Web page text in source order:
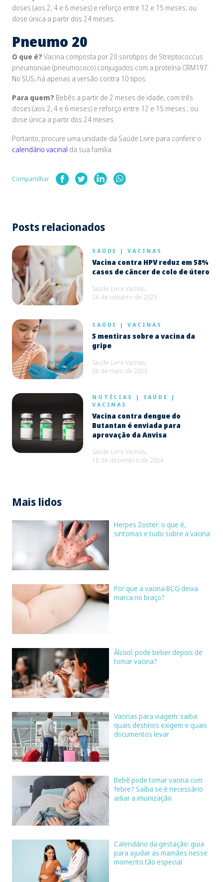
doses (aos 2, 4 e 6 meses) e reforço entre 12 e 15 meses; ou
dose única a partir dos 24 meses.
Pneumo 20
O que é? Vacina composta por 20 sorotipos de Streptococcus
pneumoniae (pneumococo) conjugados com a proteína CRM197.
No SUS, há apenas a versão contra 10 tipos.
Para quem? Bebês a partir de 2 meses de idade, com três
doses (aos 2, 4 e 6 meses) e reforço entre 12 e 15 meses.; ou
dose única a partir dos 24 meses.
Portanto, procure uma unidade da Saúde Livre para conferir o
calendário vacinal da sua família.
Compartilhar
Posts relacionados
SAÚDE | VACINAS
Vacina contra HPV reduz em 58%
casos de câncer de colo de útero
Saúde Livre Vacinas,
24 de outubro de 2025
SAÚDE | VACINAS
5 mentiras sobre a vacina da
gripe
Saúde Livre Vacinas,
08 de maio de 2025
NOTÍCIAS | SAÚDE
|
VACINAS
Vacina contra dengue do
Butantan é enviada para
aprovação da Anvisa
Saúde Livre Vacinas,
18 de dezembro de 2024
Mais lidos
Herpes Zoster: o que é,
sintomas e tudo sobre a vacina
Por que a vacina BCG deixa
marca no braço?
Álcool: pode beber depois de
tomar vacina?
Vacinas para viagem: saiba
quais destinos exigem e quais
documentos levar
Bebê pode tomar vacina com
febre? Saiba se é necessário
adiar a imunização
Calendário da gestação: guia
para ajudar as mamães nesse
momento tão especial